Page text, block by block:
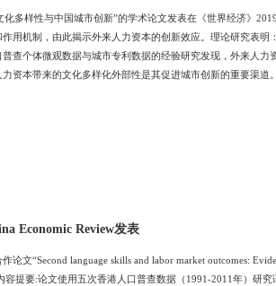
多样性与中国城市创新”的学术论文发表在《世界经济》
用机制，由此揭示外来人力资本的创新效应。理论研究表
查个体微观数据与城市专利数据的经验研究发现，外来人
资本带来的文化多样化外部性是其促进城市创新的重要渠道
Economic Review发表
文“Second language skills and labor market outcomes:
容提要:论文使用五次香港人口普查数据（1991-2011年）研